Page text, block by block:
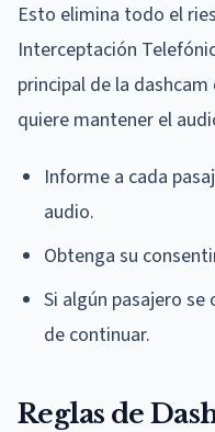
Esto elimina todo el
Interceptación
principal de la
quiere mantener el
Informe a cada
audio.
Obtenga su
Si algún pasajero
de continuar.
Reglas de